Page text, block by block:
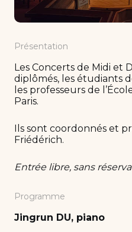
Présentation
Les Concerts de Midi et
diplômés, les étudiants
les professeurs de
Paris.
Ils sont coordonnés et
Friédérich.
Entrée libre, sans
Programme
Jingrun DU, piano